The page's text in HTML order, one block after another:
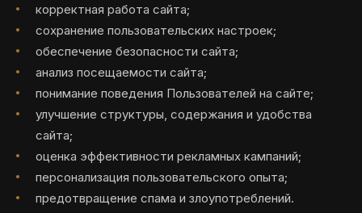
корректная работа сайта;
сохранение пользовательских настроек;
обеспечение безопасности сайта;
анализ посещаемости сайта;
понимание поведения Пользователей на сайте;
улучшение структуры, содержания и удобства
сайта;
оценка эффективности рекламных кампаний;
персонализация пользовательского опыта;
предотвращение спама и злоупотреблений.